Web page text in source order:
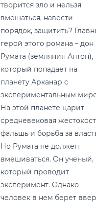
творится зло и нельзя
вмешаться, навести
порядок, защитить?
герой этого романа – дон
Румата (землянин Антон),
который попадает на
планету Арканар с
экспериментальным
На этой планете царит
средневековая
фальшь и борьба за
Но Румата не должен
вмешиваться. Он ученый,
который проводит
эксперимент. Однако
человек в нем берет